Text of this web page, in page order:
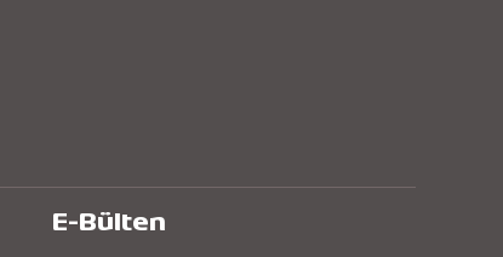
E-Bülten